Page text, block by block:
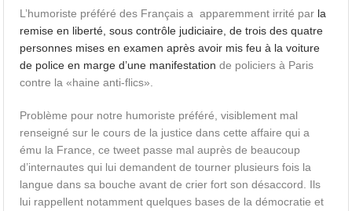
L’humoriste préféré des Français a apparemment irrité par la
remise en liberté, sous contrôle judiciaire, de trois des quatre
personnes mises en examen après avoir mis feu à la voiture
de police en marge d’une manifestation de policiers à Paris
contre la «haine anti-flics».
Problème pour notre humoriste préféré, visiblement mal
renseigné sur le cours de la justice dans cette affaire qui a
ému la France, ce tweet passe mal auprès de beaucoup
d’internautes qui lui demandent de tourner plusieurs fois la
langue dans sa bouche avant de crier fort son désaccord. Ils
lui rappellent notamment quelques bases de la démocratie et